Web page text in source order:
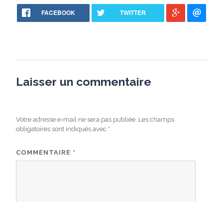
FACEBOOK TWITTER
Laisser un commentaire
Votre adresse e-mail ne sera pas publiée. Les champs
obligatoires sont indiqués avec *
COMMENTAIRE *